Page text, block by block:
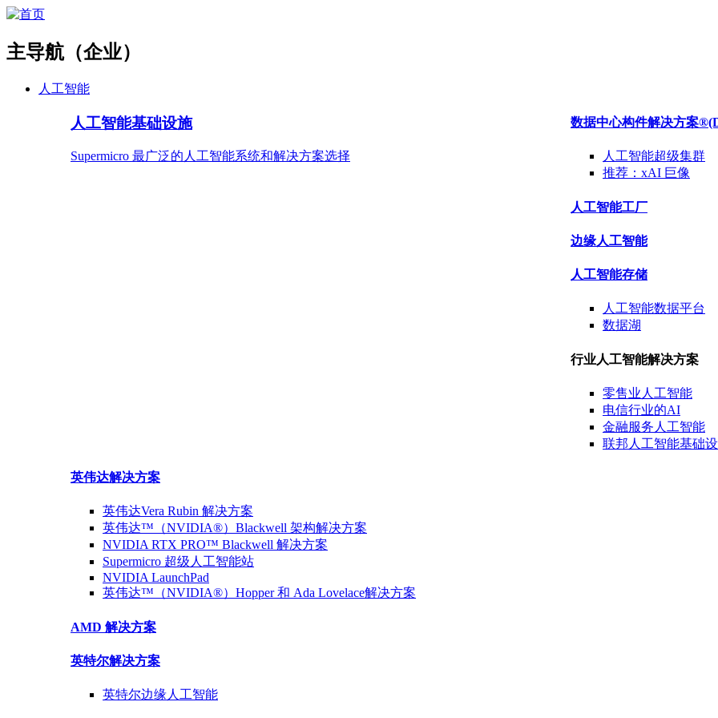
主导航（企业）
人工智能
人工智能基础设施
Supermicro 最广泛的人工智能系统和解决方案选择
数据中心构件解决方案®
人工智能超级集群
推荐： xAI 巨像
人工智能工厂
边缘人工智能
人工智能存储
人工智能数据平台
数据湖
行业人工智能解决方案
零售业 人工智能
电信行业的AI
金融服务 人工智能
联邦人工智能基础
英伟达解决方案
英伟达Vera Rubin 解决方案
英伟达™（NVIDIA®）Blackwell 架构解决方案
NVIDIA RTX PRO™ Blackwell 解决方案
Supermicro 超级人工智能站
NVIDIALaunchPad
英伟达™（NVIDIA®）Hopper 和 Ada Lovelace解决方案
AMD 解决方案
英特尔解决方案
英特尔边缘人工智能